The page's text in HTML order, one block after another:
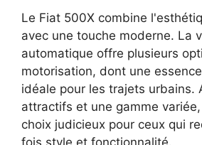
Le Fiat 500X combine
avec une touche moderne. La
automatique offre plusieurs
motorisation, dont une
idéale pour les trajets urbains.
attractifs et une gamme
choix judicieux pour ceux qui